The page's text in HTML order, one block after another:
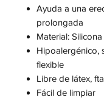
Ayuda a una
prolongada
Material:
Hipoalergénico,
flexible
Libre de látex,
Fácil de limpiar